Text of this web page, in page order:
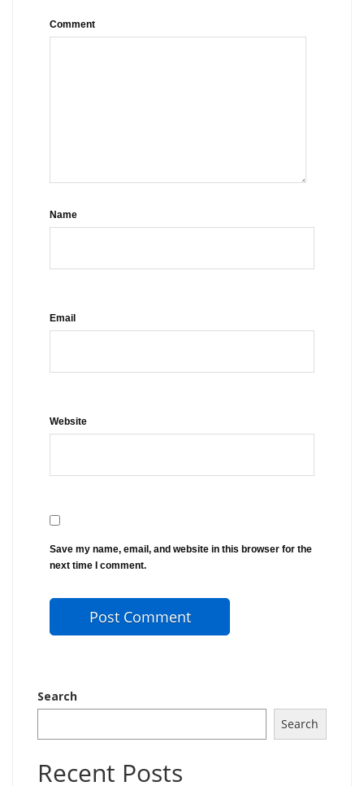
Comment
Name
Email
Website
Save my name, email, and website in this browser for the
next time I comment.
Search
Search
Recent Posts